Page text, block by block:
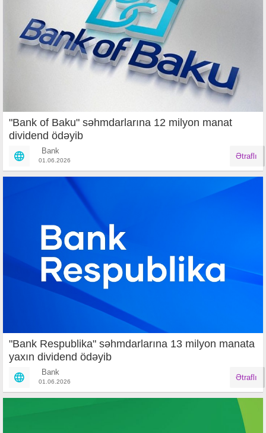
"Bank of Baku" səhmdarlarına 12 milyon manat
dividend ödəyib
Bank
01.06.2026 Ətraflı
"Bank Respublika" səhmdarlarına 13 milyon manata
yaxın dividend ödəyib
Bank
01.06.2026 Ətraflı